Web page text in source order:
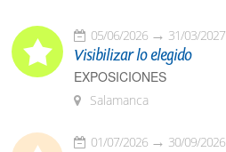
05/06/2026 31/03/2027
Visibilizar lo elegido
EXPOSICIONES
Salamanca
01/07/2026 30/09/2026